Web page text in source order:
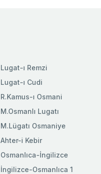
Lugat-ı Remzi
Lugat-ı Cudi
R.Kamus-ı Osmani
M.Osmanlı Lugatı
M.Lügatı Osmaniye
Ahter-i Kebir
Osmanlıca-İngilizce
İngilizce-Osmanlıca 1